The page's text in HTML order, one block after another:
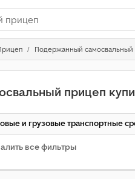
Подержанный самосвальный
прицеп
и грузовые транспортные
все фильтры